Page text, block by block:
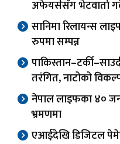
अफेयर्ससँग भेटवार्ता
सानिमा रिलायन्स
रुपमा सम्पन्न
तरंगित, नाटोको
नेपाल लाइफका ४०
भ्रमणमा
एआईदेखि डिजिटल